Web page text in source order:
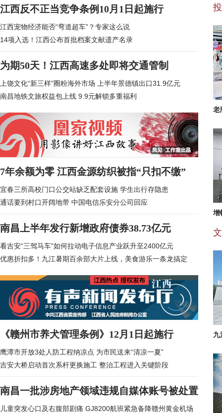
江西反不正当竞争条例10月1日起施行
江西宠物经济能否“弯道超车”？专家这么说
14项入选！江西公布首批档案文献遗产名录
为期50天！江西高速多处即将交通管制
上饶文化“新三样”圈粉海外市场
上半年景德镇出口31.9亿元
南昌地铁文旅权益包上线 9.9元解锁多重福利
7年余额为零 江西金源纺织被指“只扣不缴”
宜春三所高校门口公交站缺乏配套设施 学生出行存隐患
通话要到村口开阔地带 中国电信乐安分公司回应
南昌上半年发行新增政府债券38.73亿元
看吉安“三驾马车”如何拉动电子信息产业跃升至2400亿元
优惠折扣多！九江暑期百余部大片上线，美食游乐一条龙搞定
《赣州市养犬管理条例》12月1日起施行
鹰潭市开放3处人防工程纳凉点 为市民送来“清凉一夏”
吉安大桥启动首次系杆更换施工 整治工程进入关键阶段
南昌一批涉房地产领域违规自媒体账号被处置
儿童突发心口及右腹部剧痛 GJ8200航班紧急备降赣州黄金机场
老
增
九